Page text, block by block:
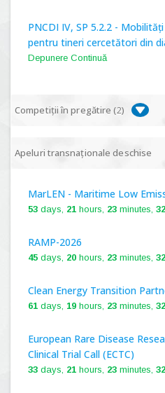
PNCDI IV, SP 5.2.2 -
pentru tineri cercetători din
Depunere Continuă
Competiții în pregătire (2)
PNCDI IV, P 5.1 - Proiecte
PNCDI IV, SP 5.6.1 -
Apeluri transnaționale deschise
MarLEN - Maritime Low
53 days, 21 hours, 23 minutes, 32
RAMP-2026
45 days, 20 hours, 23 minutes, 32
Clean Energy Transition
61 days, 19 hours, 23 minutes, 32
European Rare Disease
Clinical Trial Call (ECTC)
33 days, 21 hours, 23 minutes, 32